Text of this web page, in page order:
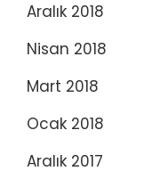
Aralık 2018
Nisan 2018
Mart 2018
Ocak 2018
Aralık 2017